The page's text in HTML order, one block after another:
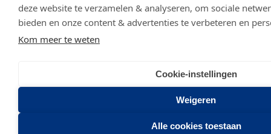
deze website te verzamelen & analyseren, om sociale
bieden en onze content & advertenties te verbeteren en
Kom meer te weten
Cookie-instellingen
Weigeren
Alle cookies toestaan